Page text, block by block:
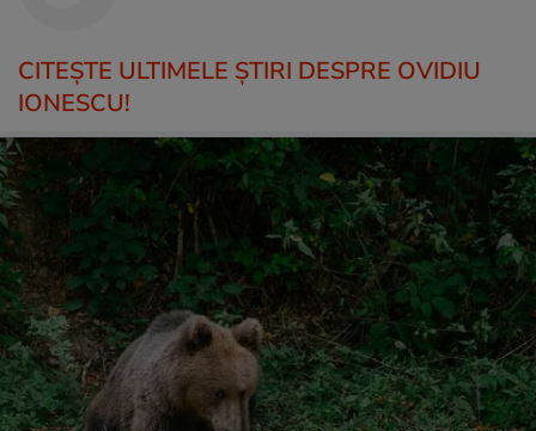
CITEŞTE ULTIMELE ŞTIRI DESPRE OVIDIU
IONESCU!